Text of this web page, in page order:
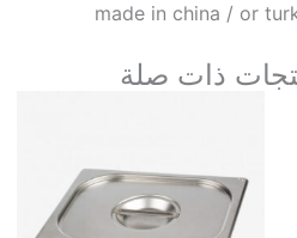
made in china / or
ذات صلة